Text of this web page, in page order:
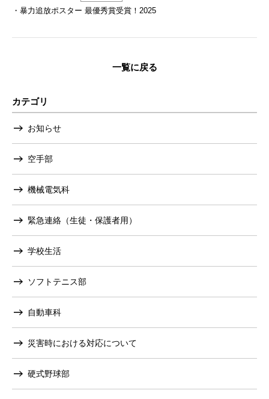
・暴力追放ポスター 最優秀賞受賞！2025
一覧に戻る
カテゴリ
お知らせ
空手部
機械電気科
緊急連絡（生徒・保護者用）
学校生活
ソフトテニス部
自動車科
災害時における対応について
硬式野球部